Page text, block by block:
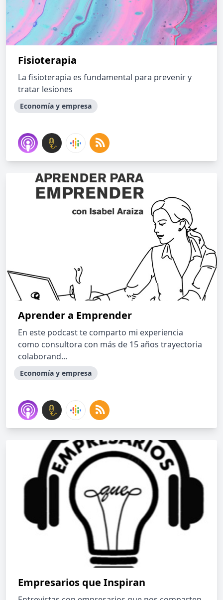
Fisioterapia
La fisioterapia es fundamental para prevenir y
tratar lesiones
Economía y empresa
Aprender a Emprender
En este podcast te comparto mi experiencia
como consultora con más de 15 años trayectoria
colaborand...
Economía y empresa
Empresarios que Inspiran